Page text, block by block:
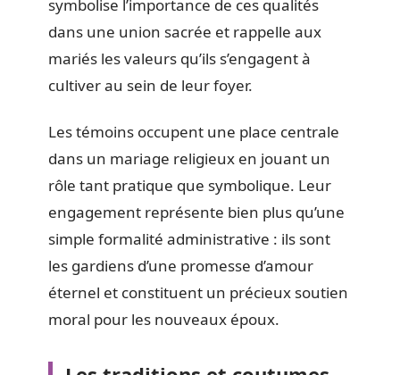
symbolise l’importance de ces qualités
dans une union sacrée et rappelle aux
mariés les valeurs qu’ils s’engagent à
cultiver au sein de leur foyer.
Les témoins occupent une place centrale
dans un mariage religieux en jouant un
rôle tant pratique que symbolique. Leur
engagement représente bien plus qu’une
simple formalité administrative : ils sont
les gardiens d’une promesse d’amour
éternel et constituent un précieux soutien
moral pour les nouveaux époux.